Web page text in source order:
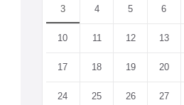
3 4 5 6
10 11 12 13
17 18 19 20
24 25 26 27